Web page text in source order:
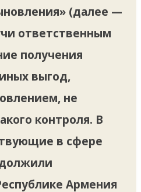
(далее —
ответственным
получения
выгод,
не
контроля. В
в сфере
Армения